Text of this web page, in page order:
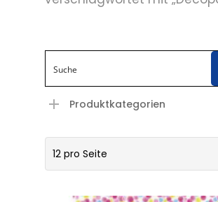
Produktkategorien
12 pro Seite